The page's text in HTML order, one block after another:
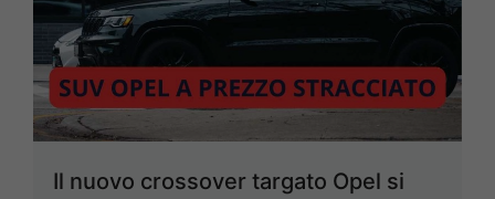
Il nuovo crossover targato Opel si